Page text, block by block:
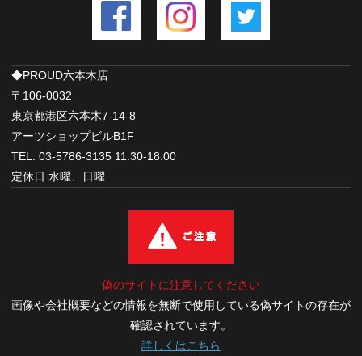
◆PROUD六本木店
〒106-0032
東京都港区六本木7-14-8
アーツショップビルB1F
TEL: 03-5786-3135 11:30-18:00
定休日 水曜、日曜
偽のサイトに注意してください
画像や会社概要などの情報を無断で使用している偽サイトの存在が
確認されています。
詳しくはこちら